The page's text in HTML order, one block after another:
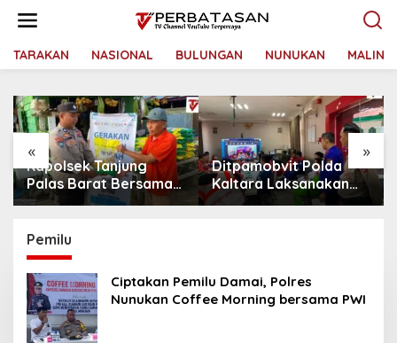
t
TARAKAN NASIONAL BULUNGAN NUNUKAN
« »
Ditpamobvit Polda
Kaltara Laksanakan
Risk Assessment di
Kapolda Kaltara
Terima Kunjungan
Silaturahmi Jajaran
Pemilu
Ciptakan Pemilu Damai, Polres
Nunukan Coffee Morning bersama PWI